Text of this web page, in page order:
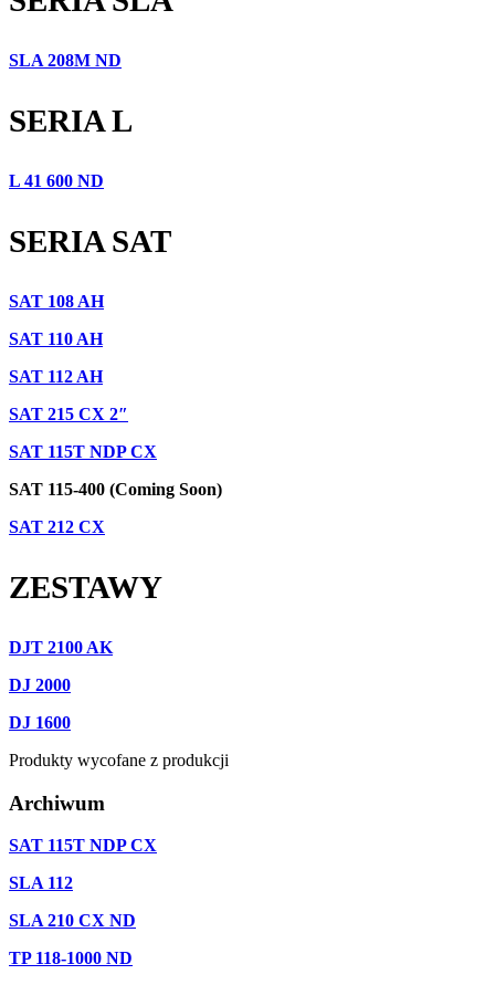
SLA 208M ND
SERIA L
L 41 600 ND
SERIA SAT
SAT 108 AH
SAT 110 AH
SAT 112 AH
SAT 215 CX 2″
SAT 115T NDP CX
SAT 115-400 (Coming Soon)
SAT 212 CX
ZESTAWY
DJT 2100 AK
DJ 2000
DJ 1600
Produkty wycofane z produkcji
Archiwum
SAT 115T NDP CX
SLA 112
SLA 210 CX ND
TP 118-1000 ND